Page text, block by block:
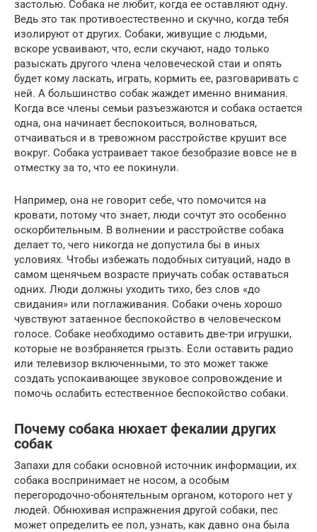
застолью. Собака не любит, когда ее оставляют одну.
Ведь это так противоестественно и скучно, когда тебя
изолируют от других. Собаки, живущие с людьми,
вскоре усваивают, что, если скучают, надо только
разыскать другого члена человеческой стаи и опять
будет кому ласкать, играть, кормить ее, разговаривать с
ней. А большинство собак жаждет именно внимания.
Когда все члены семьи разъезжаются и собака остается
одна, она начинает беспокоиться, волноваться,
отчаиваться и в тревожном расстройстве крушит все
вокруг. Собака устраивает такое безобразие вовсе не в
отместку за то, что ее покинули.
Например, она не говорит себе, что помочится на
кровати, потому что знает, люди сочтут это особенно
оскорбительным. В волнении и расстройстве собака
делает то, чего никогда не допустила бы в иных
условиях. Чтобы избежать подобных ситуаций, надо в
самом щенячьем возрасте приучать собак оставаться
одних. Люди должны уходить тихо, без слов «до
свидания» или поглаживания. Собаки очень хорошо
чувствуют затаенное беспокойство в человеческом
голосе. Собаке необходимо оставить две-три игрушки,
которые не возбраняется грызть. Если оставить радио
или телевизор включенными, то это может также
создать успокаивающее звуковое сопровождение и
помочь ослабить естественное беспокойство собаки.
Почему собака нюхает фекалии других
собак
Запахи для собаки основной источник информации, их
собака воспринимает не носом, а особым
перегородочно-обонятельным органом, которого нет у
людей. Обнюхивая испражнения другой собаки, пес
может определить ее пол, узнать, как давно она была